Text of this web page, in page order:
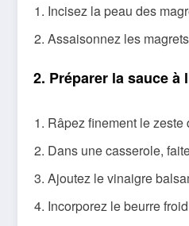
Incisez la peau des
Assaisonnez les
2. Préparer la sauce à
Râpez finement le zeste
Dans une casserole,
Ajoutez le vinaigre
Incorporez le beurre